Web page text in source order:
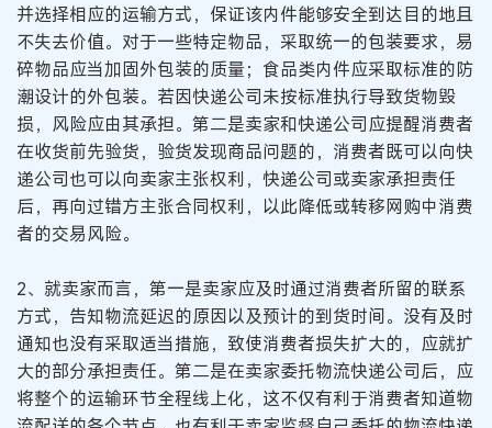
并选择相应的运输方式，保证该内件能够安全到达目的地且
不失去价值。对于一些特定物品，采取统一的包装要求，易
碎物品应当加固外包装的质量；食品类内件应采取标准的防
潮设计的外包装。若因快递公司未按标准执行导致货物毁
损，风险应由其承担。第二是卖家和快递公司应提醒消费者
在收货前先验货，验货发现商品问题的，消费者既可以向快
递公司也可以向卖家主张权利，快递公司或卖家承担责任
后，再向过错方主张合同权利，以此降低或转移网购中消费
者的交易风险。
2、就卖家而言，第一是卖家应及时通过消费者所留的联系
方式，告知物流延迟的原因以及预计的到货时间。没有及时
通知也没有采取适当措施，致使消费者损失扩大的，应就扩
大的部分承担责任。第二是在卖家委托物流快递公司后，应
将整个的运输环节全程线上化，这不仅有利于消费者知道物